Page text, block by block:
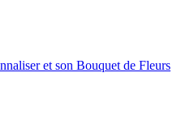
et son Bouquet de Fleurs